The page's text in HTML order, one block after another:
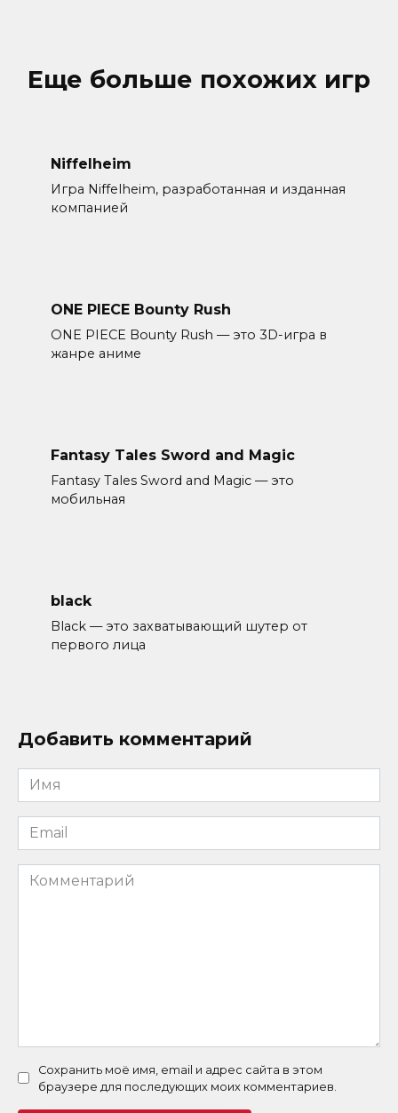
Еще больше похожих игр
Niffelheim
Игра Niffelheim, разработанная и изданная
компанией
ONE PIECE Bounty Rush
ONE PIECE Bounty Rush — это 3D-игра в
жанре аниме
Fantasy Tales Sword and Magic
Fantasy Tales Sword and Magic — это
мобильная
black
Black — это захватывающий шутер от
первого лица
Добавить комментарий
Имя
*
Email
*
Комментарий
Сохранить моё имя, email и адрес сайта в этом
браузере для последующих моих комментариев.